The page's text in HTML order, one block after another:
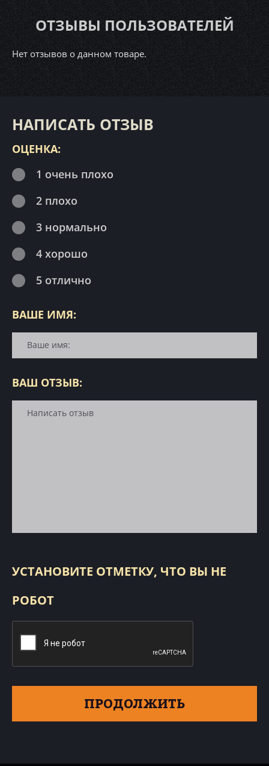
ОТЗЫВЫ ПОЛЬЗОВАТЕЛЕЙ
Нет отзывов о данном товаре.
НАПИСАТЬ ОТЗЫВ
ОЦЕНКА:
1 очень плохо
2 плохо
3 нормально
4 хорошо
5 отлично
ВАШЕ ИМЯ:
ВАШ ОТЗЫВ:
УСТАНОВИТЕ ОТМЕТКУ, ЧТО ВЫ НЕ
РОБОТ
ПРОДОЛЖИТЬ